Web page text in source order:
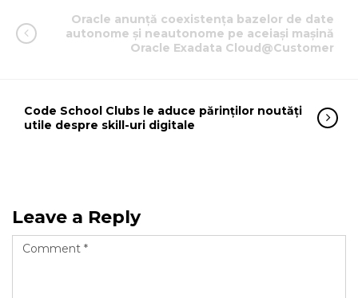
Oracle anunță coexistența bazelor de date
autonome și neautonome pe aceiași mașină
Oracle Exadata Cloud@Customer
Code School Clubs le aduce părinților noutăți
utile despre skill-uri digitale
Leave a Reply